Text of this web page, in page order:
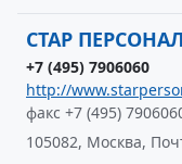
СТАР
+7 (495) 7906060
http://
факс +7 (495)
105082, Москва,